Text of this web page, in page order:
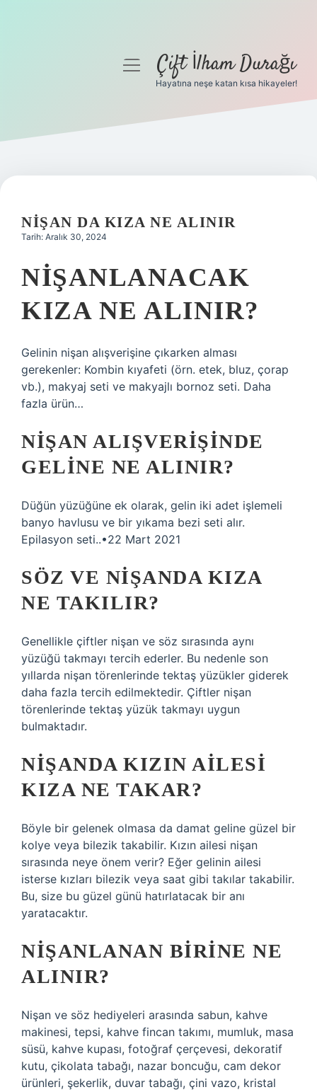
Gizlilik Politikası
Yasal Uyarı
menüyüÇift İlham Durağı
Hayatına neşe katan kısa hikayeler!
NIŞAN DA KIZA NE ALINIR
Tarih: Aralık 30, 2024
NIŞANLANACAK
KIZA NE ALINIR?
Gelinin nişan alışverişine çıkarken alması
gerekenler: Kombin kıyafeti (örn. etek, bluz, çorap
vb.), makyaj seti ve makyajlı bornoz seti. Daha
fazla ürün…
NIŞAN ALIŞVERIŞINDE
GELINE NE ALINIR?
Düğün yüzüğüne ek olarak, gelin iki adet işlemeli
banyo havlusu ve bir yıkama bezi seti alır.
Epilasyon seti..•22 Mart 2021
SÖZ VE NIŞANDA KIZA
NE TAKILIR?
Genellikle çiftler nişan ve söz sırasında aynı
yüzüğü takmayı tercih ederler. Bu nedenle son
yıllarda nişan törenlerinde tektaş yüzükler giderek
daha fazla tercih edilmektedir. Çiftler nişan
törenlerinde tektaş yüzük takmayı uygun
bulmaktadır.
NIŞANDA KIZIN AILESI
KIZA NE TAKAR?
Böyle bir gelenek olmasa da damat geline güzel bir
kolye veya bilezik takabilir. Kızın ailesi nişan
sırasında neye önem verir? Eğer gelinin ailesi
isterse kızları bilezik veya saat gibi takılar takabilir.
Bu, size bu güzel günü hatırlatacak bir anı
yaratacaktır.
NIŞANLANAN BIRINE NE
ALINIR?
Nişan ve söz hediyeleri arasında sabun, kahve
makinesi, tepsi, kahve fincan takımı, mumluk, masa
süsü, kahve kupası, fotoğraf çerçevesi, dekoratif
kutu, çikolata tabağı, nazar boncuğu, cam dekor
ürünleri, şekerlik, duvar tabağı, çini vazo, kristal